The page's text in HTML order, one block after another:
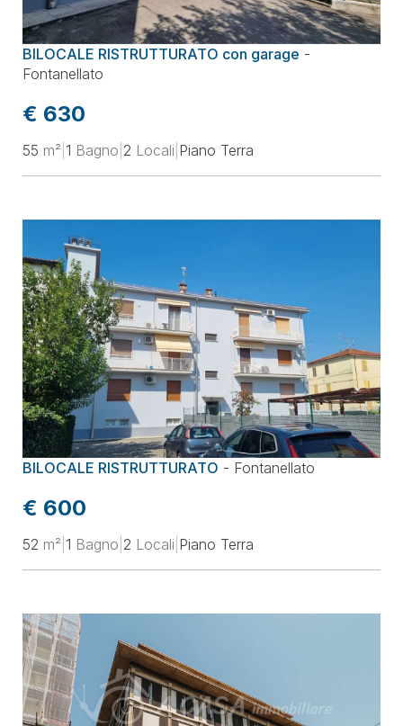
BILOCALE RISTRUTTURATO con garage -
Fontanellato
€ 630
55 m² 1 Bagno 2 Locali Piano Terra
BILOCALE RISTRUTTURATO - Fontanellato
€ 600
52 m² 1 Bagno 2 Locali Piano Terra